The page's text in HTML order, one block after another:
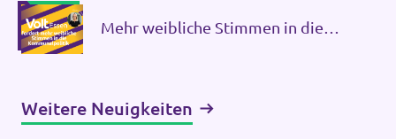
Datenschutz
Mehr weibliche Stimmen in die
Weitere Neuigkeiten